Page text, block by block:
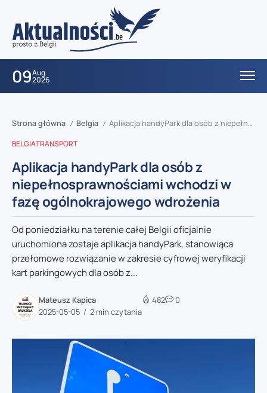
09Aug
2026
Strona główna / Belgia / Aplikacja handyPark dla osób z niepełnosprawnościami wchodzi w fazę ogólnokrajowego wdrożenia
BELGIATRANSPORT
Aplikacja handyPark dla osób z
niepełnosprawnościami wchodzi w
fazę ogólnokrajowego wdrożenia
Od poniedziałku na terenie całej Belgii oficjalnie
uruchomiona zostaje aplikacja handyPark, stanowiąca
przełomowe rozwiązanie w zakresie cyfrowej weryfikacji
kart parkingowych dla osób z...
Mateusz Kapica
2025-05-05
2 min czytania
482 0